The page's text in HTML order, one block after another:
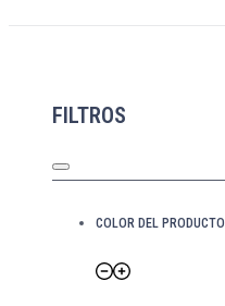
FILTROS
COLOR DEL PRODUCTO